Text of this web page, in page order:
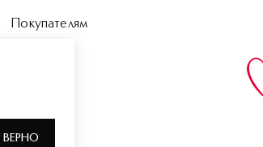
ВЕРНО
Покупателям